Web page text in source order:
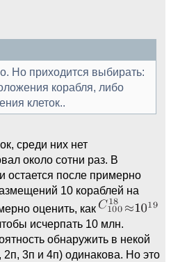
Но приходится выбирать:
корабля, либо
клеток..
среди них нет
около сотни раз. В
остается после примерно
10 кораблей на
оценить, как
исчерпать 10 млн.
обнаружить в некой
2п, 3п и 4п) одинакова. Но это